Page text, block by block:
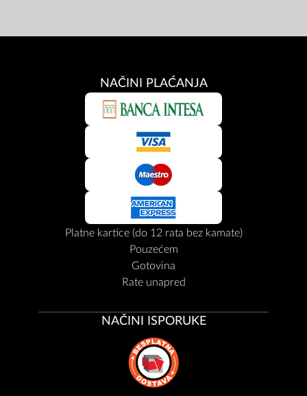
NAČINI PLAĆANJA
Platne kartice (do 12 rata bez kamate)
Pouzećem
Gotovina
Rate unapred
NAČINI ISPORUKE